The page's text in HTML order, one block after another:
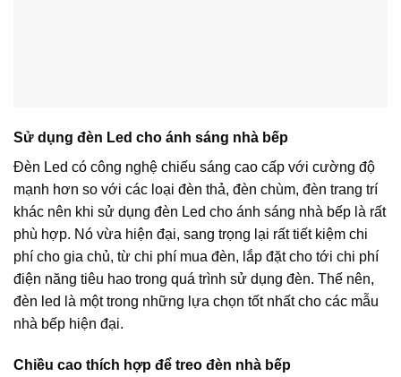
Sử dụng đèn Led cho ánh sáng nhà bếp
Đèn Led có công nghệ chiếu sáng cao cấp với cường độ
mạnh hơn so với các loại đèn thả, đèn chùm, đèn trang trí
khác nên khi sử dụng đèn Led cho ánh sáng nhà bếp là rất
phù hợp. Nó vừa hiện đại, sang trọng lại rất tiết kiệm chi
phí cho gia chủ, từ chi phí mua đèn, lắp đặt cho tới chi phí
điện năng tiêu hao trong quá trình sử dụng đèn. Thế nên,
đèn led là một trong những lựa chọn tốt nhất cho các mẫu
nhà bếp hiện đại.
Chiều cao thích hợp để treo đèn nhà bếp